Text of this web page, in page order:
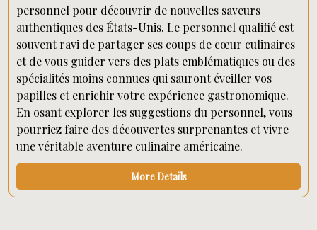
personnel pour découvrir de nouvelles saveurs
authentiques des États-Unis. Le personnel qualifié est
souvent ravi de partager ses coups de cœur culinaires
et de vous guider vers des plats emblématiques ou des
spécialités moins connues qui sauront éveiller vos
papilles et enrichir votre expérience gastronomique.
En osant explorer les suggestions du personnel, vous
pourriez faire des découvertes surprenantes et vivre
une véritable aventure culinaire américaine.
More Details